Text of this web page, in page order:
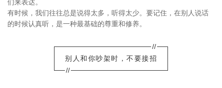
们来表达。
有时候，我们往往总是说得太多，听得太少。要记住，在别人说话
的时候认真听，是一种最基础的尊重和修养。
//
别人和你吵架时，不要接招
//